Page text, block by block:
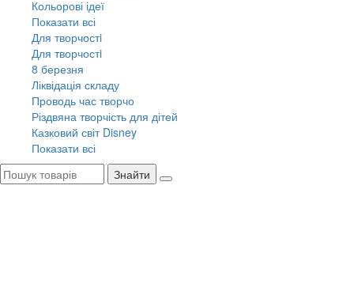
Кольорові ідеї
Показати всі
Для творчостi
Для творчостi
8 березня
Ліквідація складу
Проводь час творчо
Різдвяна творчість для дітей
Казковий світ Disney
Показати всі
Знайти